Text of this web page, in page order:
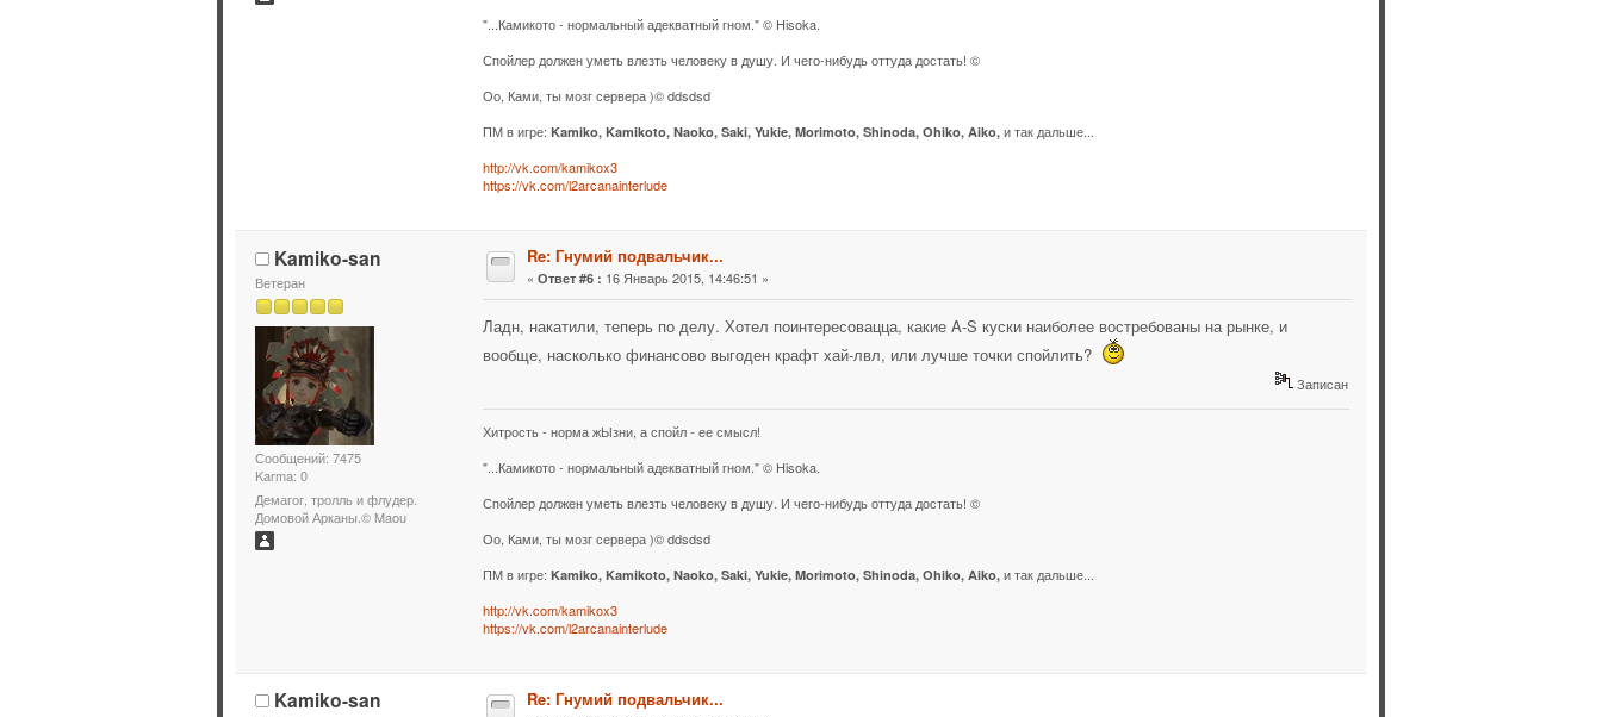
"...Камикото - нормальный адекватный гном." © Hisoka.
Спойлер должен уметь влезть человеку в душу. И чего-нибудь оттуда достать! ©
Оо, Ками, ты мозг сервера )© ddsdsd
ПМ в игре: Kamiko, Kamikoto, Naoko, Saki, Yukie, Morimoto, Shinoda, Ohiko, Aiko, и так дальше...
http://vk.com/kamikox3
https://vk.com/l2arcanainterlude
Kamiko-san
Ветеран
Сообщений: 7475
Karma: 0
Демагог, тролль и флудер.
Домовой Арканы.© Maou
Re: Гнумий подвальчик...
« Ответ #6 : 16 Январь 2015, 14:46:51 »
Ладн, накатили, теперь по делу. Хотел поинтересовацца, какие A-S куски наиболее востребованы на рынке, и
вообще, насколько финансово выгоден крафт хай-лвл, или лучше точки спойлить?
Записан
Хитрость - норма жЫзни, а спойл - ее смысл!
"...Камикото - нормальный адекватный гном." © Hisoka.
Спойлер должен уметь влезть человеку в душу. И чего-нибудь оттуда достать! ©
Оо, Ками, ты мозг сервера )© ddsdsd
ПМ в игре: Kamiko, Kamikoto, Naoko, Saki, Yukie, Morimoto, Shinoda, Ohiko, Aiko, и так дальше...
http://vk.com/kamikox3
https://vk.com/l2arcanainterlude
Kamiko-san Re: Гнумий подвальчик...